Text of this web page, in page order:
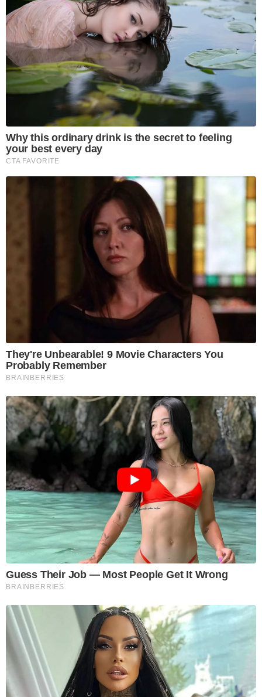
Why this ordinary drink is the secret to feeling
your best every day
CTA FAVORITE
They're Unbearable! 9 Movie Characters You
Probably Remember
BRAINBERRIES
Guess Their Job — Most People Get It Wrong
BRAINBERRIES